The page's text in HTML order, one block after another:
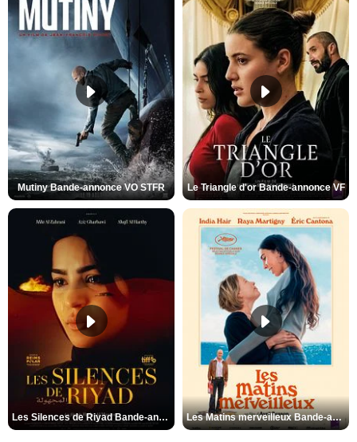
Mutiny Bande-annonce VO STFR Le Triangle d'or Bande-annonce VF
Les Silences de Riyad Bande-annonce VO STFR Les Matins merveilleux Bande-annonce VF